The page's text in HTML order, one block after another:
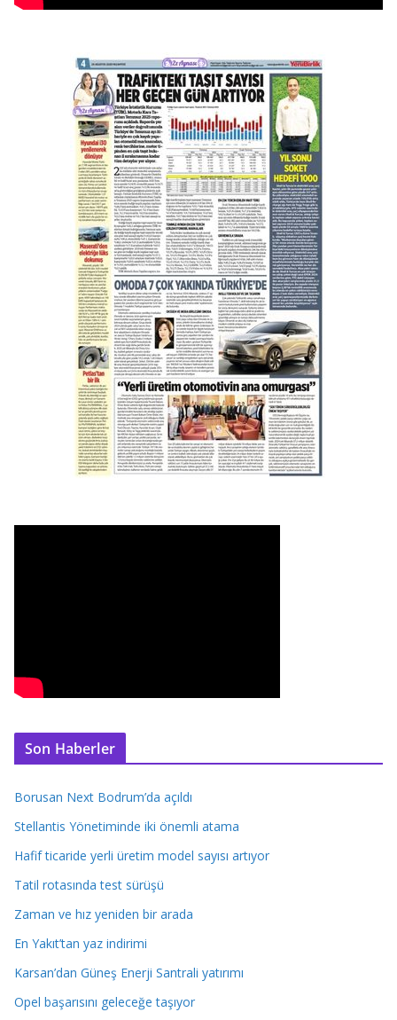
Son Haberler
Borusan Next Bodrum’da açıldı
Stellantis Yönetiminde iki önemli atama
Hafif ticaride yerli üretim model sayısı artıyor
Tatil rotasında test sürüşü
Zaman ve hız yeniden bir arada
En Yakıt’tan yaz indirimi
Karsan’dan Güneş Enerji Santrali yatırımı
Opel başarısını geleceğe taşıyor